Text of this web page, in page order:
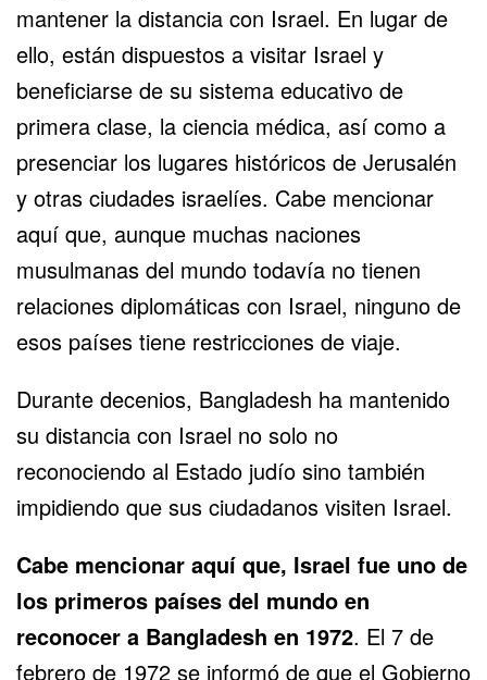
mantener la distancia con Israel. En lugar de
ello, están dispuestos a visitar Israel y
beneficiarse de su sistema educativo de
primera clase, la ciencia médica, así como a
presenciar los lugares históricos de Jerusalén
y otras ciudades israelíes. Cabe mencionar
aquí que, aunque muchas naciones
musulmanas del mundo todavía no tienen
relaciones diplomáticas con Israel, ninguno de
esos países tiene restricciones de viaje.
Durante decenios, Bangladesh ha mantenido
su distancia con Israel no solo no
reconociendo al Estado judío sino también
impidiendo que sus ciudadanos visiten Israel.
Cabe mencionar aquí que, Israel fue uno de
los primeros países del mundo en
reconocer a Bangladesh en 1972. El 7 de
febrero de 1972 se informó de que el Gobierno